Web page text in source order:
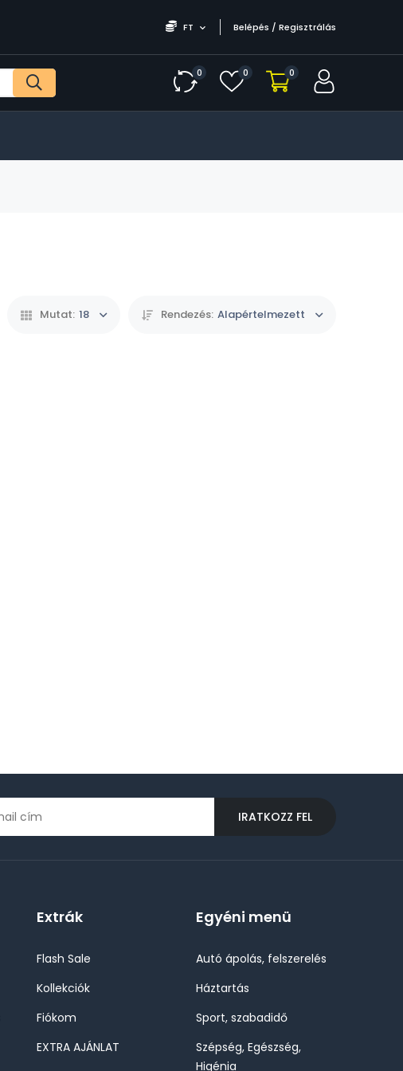
FT Belépés / Regisztrálás
0 0 0
Mutat: 18 Rendezés: Alapértelmezett
IRATKOZZ FEL
Extrák
Flash Sale
Kollekciók
Fiókom
EXTRA AJÁNLAT
Egyéni menü
Autó ápolás, felszerelés
Háztartás
Sport, szabadidő
Szépség, Egészség,
Higénia